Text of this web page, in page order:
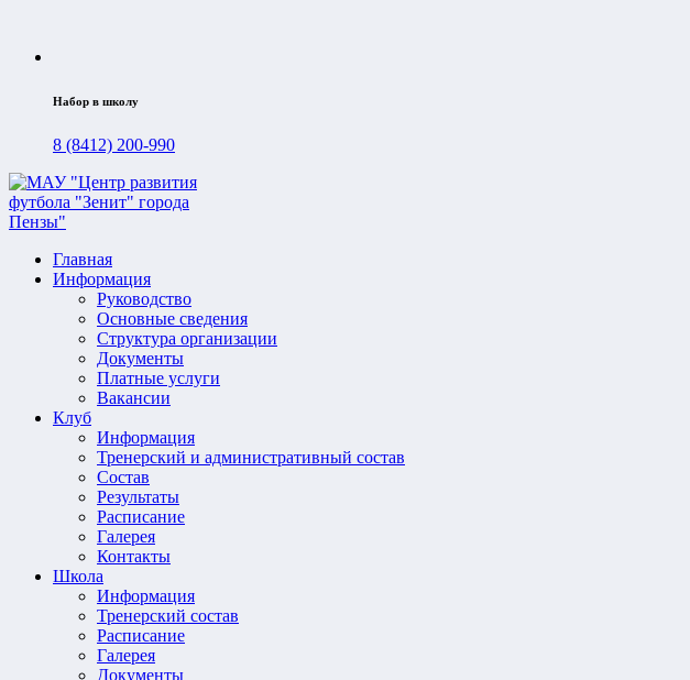
Набор в школу
8 (8412) 200-990
Главная
Информация
Руководство
Основные сведения
Структура организации
Документы
Платные услуги
Вакансии
Клуб
Информация
Тренерский и административный состав
Состав
Результаты
Расписание
Галерея
Контакты
Школа
Информация
Тренерский состав
Расписание
Галерея
Документы